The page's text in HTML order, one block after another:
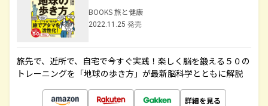
BOOKS 旅と健康
2022.11.25 発売
旅先で、近所で、自宅で今すぐ実践！楽しく脳を鍛える５０の
トレーニングを「地球の歩き方」が最新脳科学とともに解説
詳細を見る